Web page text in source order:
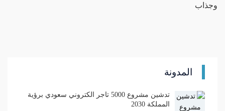
وجذاب
المدونة
تدشين مشروع 5000 تاجر الكتروني سعودي برؤية
المملكة 2030